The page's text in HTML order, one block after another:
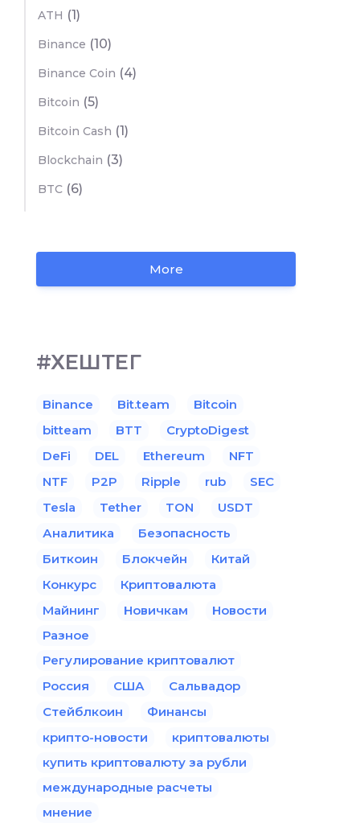
ATH (1)
Binance (10)
Binance Coin (4)
Bitcoin (5)
Bitcoin Cash (1)
Blockchain (3)
BTC (6)
More
#ХЕШТЕГ
Binance Bit.team
Bitcoin
bitteam
BTT
CryptoDigest
DeFi
DEL Ethereum
NFT
NTF
P2P Ripple rub
SEC
Tesla
Tether TON
USDT
Аналитика
Безопасность
Биткоин
Блокчейн
Китай
Конкурс
Криптовалюта
Майнинг
Новичкам
Новости
Разное
Регулирование криптовалют
Россия
США
Сальвадор
Стейблкоин
Финансы
крипто-новости
криптовалюты
купить криптовалюту за рубли
международные расчеты
мнение